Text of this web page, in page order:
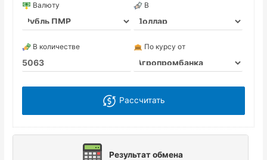
Валюту В
В количестве По курсу от
Рассчитать
Результат обмена